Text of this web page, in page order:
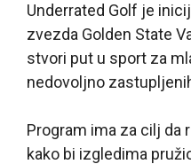
Underrated Golf je
zvezda Golden State
stvori put u sport za
nedovoljno
Program ima za cilj da
kako bi izgledima